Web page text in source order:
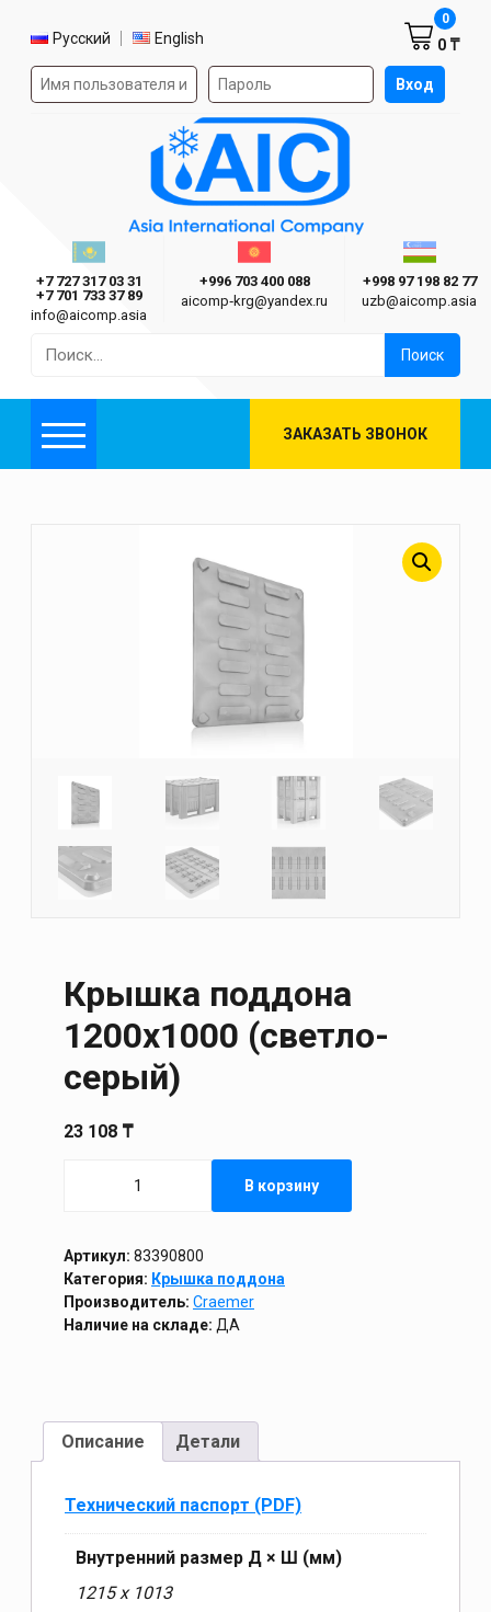
Выбор языка
Русский English
Форма авторизации на сайте Вход
0 ₸
0
Asia International Company
Казахстан г. Алматы
+7 727 317 03 31
+7 701 733 37 89
info@aicomp.asia
Киргизия г. Бишкек
+996 703 400 088
aicomp‑krg@yandex.ru
+998 97 198 82 77
uzb@aicomp.asia
Меню ЗАКАЗАТЬ ЗВОНОК
Крышка поддона
1200х1000 (светло-
серый)
23 108 ₸
1200х1000
(светло-
серый)
В корзину
Артикул: 83390800
Категория: Крышка поддона
Производитель: Craemer
Наличие на складе: ДА
Описание Детали
Технический паспорт (PDF)
Внутренний размер Д × Ш (мм)
1215 x 1013